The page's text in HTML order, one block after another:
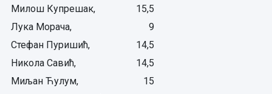
Милош Купрешак,
15,5
Лука Морача,
9
Стефан Пуришић,
14,5
Никола Савић,
14,5
Миљан Ћулум,
15